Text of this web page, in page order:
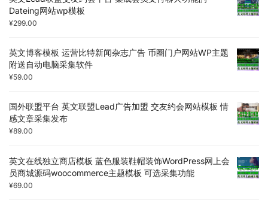
Dateing网站wp模板
¥299.00
英文博客模板 运营比特新闻杂志广告 币圈门户网站WP主题
附送自动电脑采集软件
¥59.00
国外联盟平台 英文联盟Lead广告加盟 交友约会网站模板 情
感文章采集发布
¥89.00
英文在线独立商店模板 蓝色服装鞋帽装饰WordPress网上会
员商城源码woocommerce主题模板 可选采集功能
¥69.00